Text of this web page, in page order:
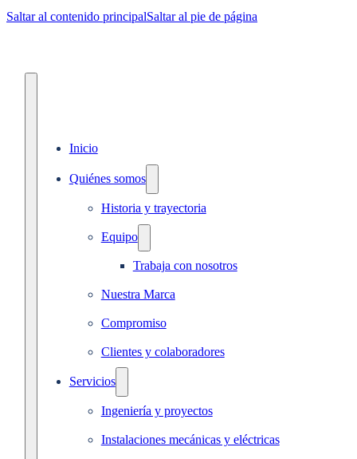
Saltar al contenido principalSaltar al pie de página
Inicio
Quiénes somos
Historia y trayectoria
Equipo
Trabaja con nosotros
Nuestra Marca
Compromiso
Clientes y colaboradores
Servicios
Ingeniería y proyectos
Instalaciones mecánicas y eléctricas